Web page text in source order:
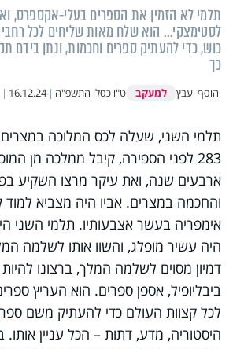
תלמי לא הזמין את הספרים בעלי-אקספרס,
לסטימצקי... הוא שלח מאות שליחים לכל
כוש, כדי להעתיק ספרים וחכמות, ונתן בידם
כך
יהוסף יעבץ למעקב ט"ו כסלו התשפ"ה |
16.12.24
|
תלמי השני, שעלה לכס המלוכה
283 לפני הספירה, קיבל ממלכה מן
ארבעים שנה, ואת עיקר מרצו השקיע
והחכמה במצרים. אביו היה מצביא
אימפריה בעשר אצבעותיו. תלמי השני
היה עשיר מופלג, והשוו אותו לשלמה
דמיון מסוים לשלמה המלך, ברצונו
ביבליופיל, אספן ספרים. הוא העריץ
לכל קצוות העולם כדי להעתיק משם
היסטוריה, מדע, דתות – הכל עניין אותו.